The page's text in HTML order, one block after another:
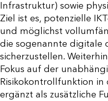
Infrastruktur) sowie
Ziel ist es, potenzielle
und möglichst
die sogenannte digitale
sicherzustellen.
Fokus auf der
Risikokontrollfunktion in
ergänzt als zusätzliche